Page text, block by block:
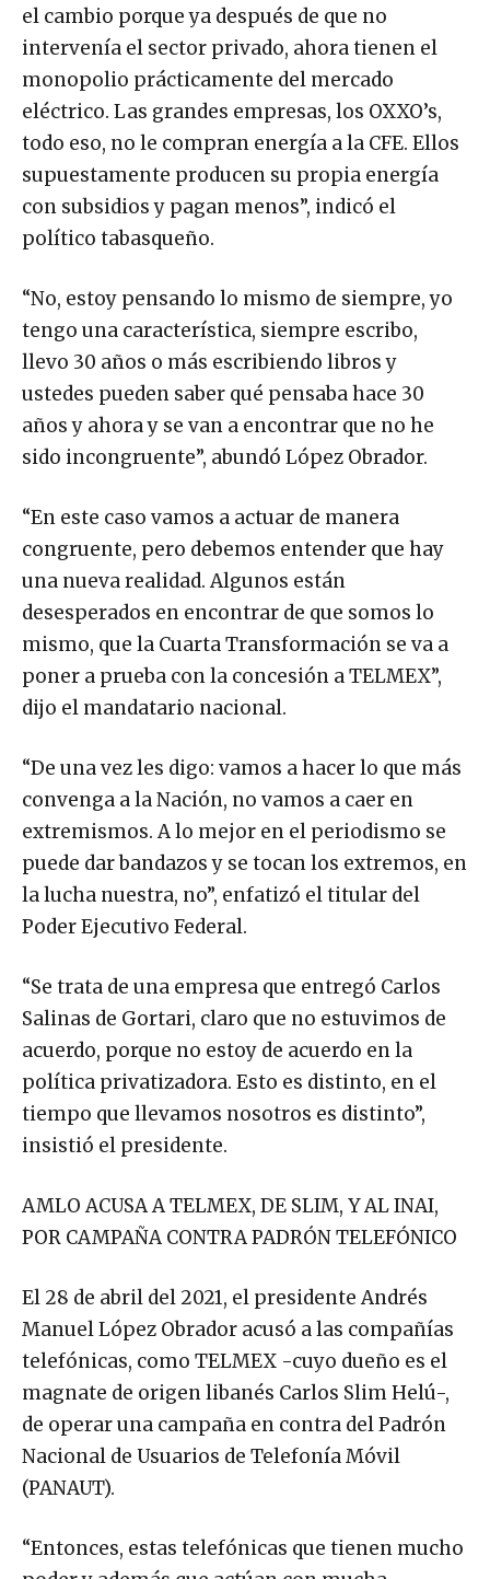
el cambio porque ya después de que no
intervenía el sector privado, ahora tienen el
monopolio prácticamente del mercado
eléctrico. Las grandes empresas, los OXXO’s,
todo eso, no le compran energía a la CFE. Ellos
supuestamente producen su propia energía
con subsidios y pagan menos”, indicó el
político tabasqueño.
“No, estoy pensando lo mismo de siempre, yo
tengo una característica, siempre escribo,
llevo 30 años o más escribiendo libros y
ustedes pueden saber qué pensaba hace 30
años y ahora y se van a encontrar que no he
sido incongruente”, abundó López Obrador.
“En este caso vamos a actuar de manera
congruente, pero debemos entender que hay
una nueva realidad. Algunos están
desesperados en encontrar de que somos lo
mismo, que la Cuarta Transformación se va a
poner a prueba con la concesión a TELMEX”,
dijo el mandatario nacional.
“De una vez les digo: vamos a hacer lo que más
convenga a la Nación, no vamos a caer en
extremismos. A lo mejor en el periodismo se
puede dar bandazos y se tocan los extremos, en
la lucha nuestra, no”, enfatizó el titular del
Poder Ejecutivo Federal.
“Se trata de una empresa que entregó Carlos
Salinas de Gortari, claro que no estuvimos de
acuerdo, porque no estoy de acuerdo en la
política privatizadora. Esto es distinto, en el
tiempo que llevamos nosotros es distinto”,
insistió el presidente.
AMLO ACUSA A TELMEX, DE SLIM, Y AL INAI,
POR CAMPAÑA CONTRA PADRÓN TELEFÓNICO
El 28 de abril del 2021, el presidente Andrés
Manuel López Obrador acusó a las compañías
telefónicas, como TELMEX -cuyo dueño es el
magnate de origen libanés Carlos Slim Helú-,
de operar una campaña en contra del Padrón
Nacional de Usuarios de Telefonía Móvil
(PANAUT).
“Entonces, estas telefónicas que tienen mucho